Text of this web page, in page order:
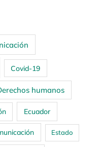
Covid-19
humanos
Ecuador
Estado